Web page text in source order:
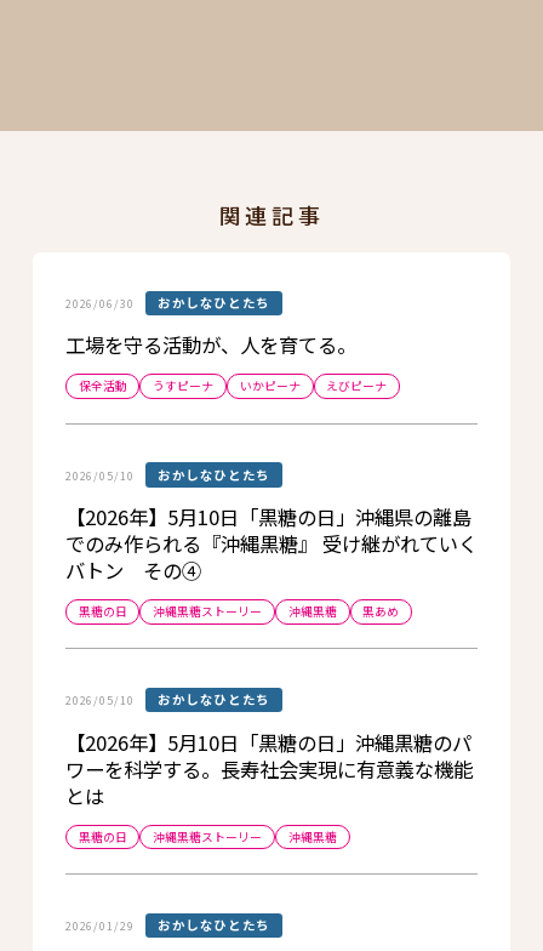
関連記事
2026/06/30 おかしなひとたち
工場を守る活動が、人を育てる。
保全活動 うすピーナ いかピーナ えびピーナ
2026/05/10 おかしなひとたち
【2026年】5月10日「黒糖の日」沖縄県の離島
でのみ作られる『沖縄黒糖』 受け継がれていく
バトン その④
黒糖の日 沖縄黒糖ストーリー 沖縄黒糖 黒あめ
2026/05/10 おかしなひとたち
【2026年】5月10日「黒糖の日」沖縄黒糖のパ
ワーを科学する。長寿社会実現に有意義な機能
とは
黒糖の日 沖縄黒糖ストーリー 沖縄黒糖
2026/01/29 おかしなひとたち